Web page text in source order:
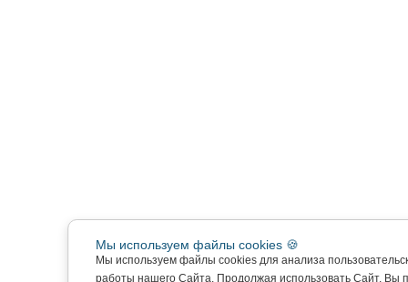
Мы используем файлы cookies 🍪
Мы используем файлы cookies для анализа
работы нашего Сайта. Продолжая использовать Сайт, Вы